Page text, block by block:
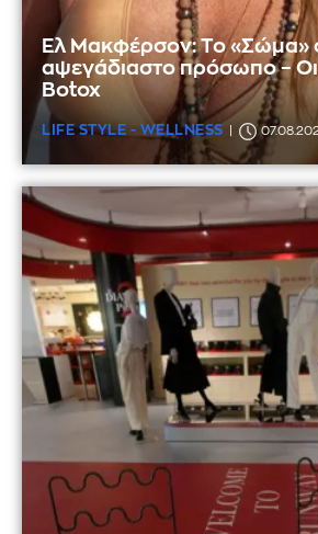
Ελ Μακφέρσον: Το «Σώμα»
αψεγάδιαστο πρόσωπο –
Botox
LIFE STYLE - WELLNESS